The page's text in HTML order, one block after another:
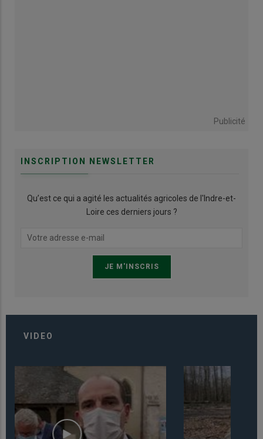
Publicité
INSCRIPTION NEWSLETTER
Qu’est ce qui a agité les actualités agricoles de l'Indre-et-
Loire ces derniers jours ?
VIDEO